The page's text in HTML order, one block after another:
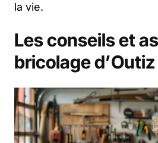
la vie.
Les conseils et
bricolage d’Outiz